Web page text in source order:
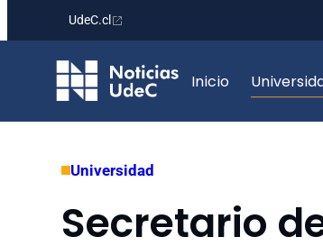
contenido
UdeC.cl
Inicio
Universidad
Secretario